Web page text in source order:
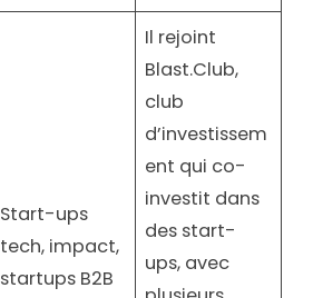
Start-ups
tech, impact,
startups B2B
Il rejoint
Blast.Club,
club
d’investissem
ent qui co-
investit dans
des start-
ups, avec